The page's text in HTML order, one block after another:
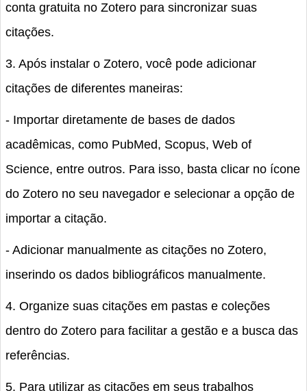
conta gratuita no Zotero para sincronizar suas
citações.
3. Após instalar o Zotero, você pode adicionar
citações de diferentes maneiras:
- Importar diretamente de bases de dados
acadêmicas, como PubMed, Scopus, Web of
Science, entre outros. Para isso, basta clicar no ícone
do Zotero no seu navegador e selecionar a opção de
importar a citação.
- Adicionar manualmente as citações no Zotero,
inserindo os dados bibliográficos manualmente.
4. Organize suas citações em pastas e coleções
dentro do Zotero para facilitar a gestão e a busca das
referências.
5. Para utilizar as citações em seus trabalhos